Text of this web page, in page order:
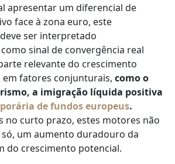
apresentar um diferencial de
face à zona euro, este
ser interpretado
sinal de convergência real
relevante do crescimento
fatores conjunturais, como o
a imigração líquida positiva
de fundos europeus.
no curto prazo, estes motores não
um aumento duradouro da
do crescimento potencial.